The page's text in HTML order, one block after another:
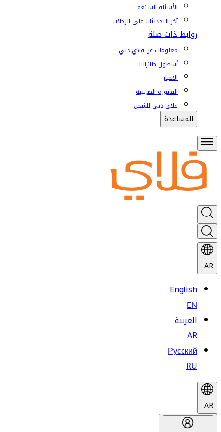
الأسئلة الشائعة
آخر التحديثات على الرحلات
روابط ذات صلة
معلومات عن فلاي دبي
أسطول طائراتنا
الأخبار
الفاتورة الضريبية
فلاي دبي للشحن
المساعدة
AR
English
EN
العربية
AR
Русский
RU
AR